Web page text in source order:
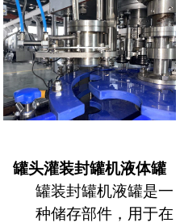
罐头灌装封罐机液体罐
罐装封罐机液罐是一
种储存部件，用于在